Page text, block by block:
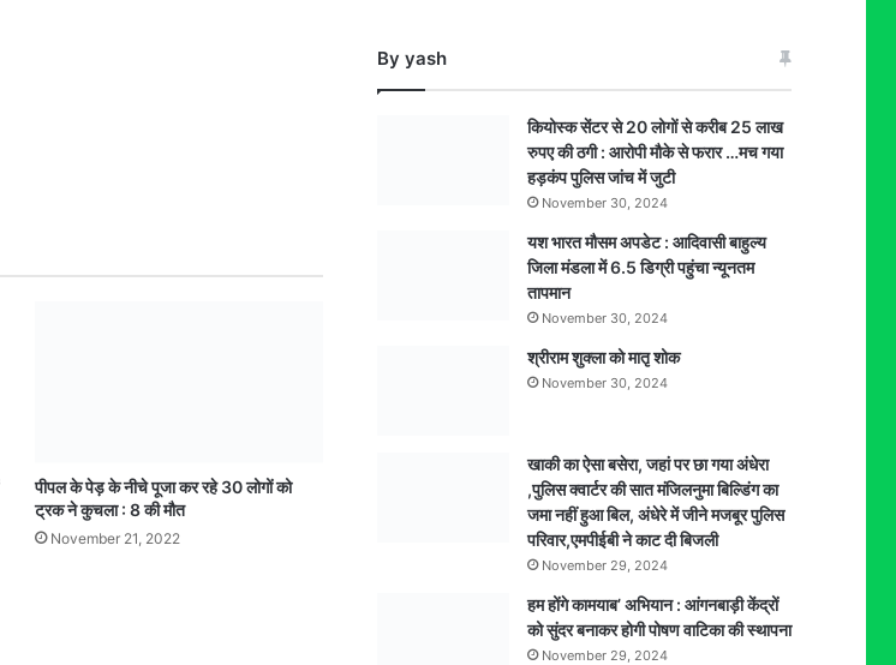
पीपल के पेड़ के नीचे पूजा कर रहे 30 लोगों को
ट्रक ने कुचला : 8 की मौत
November 21, 2022
के
लिए
By yash
कियोस्क सेंटर से 20 लोगों से करीब 25 लाख
रुपए की ठगी : आरोपी मौके से फरार …मच गया
हड़कंप पुलिस जांच में जुटी
November 30, 2024
यश भारत मौसम अपडेट : आदिवासी बाहुल्य
जिला मंडला में 6.5 डिग्री पहुंचा न्यूनतम
तापमान
November 30, 2024
श्रीराम शुक्ला को मातृ शोक
November 30, 2024
खाकी का ऐसा बसेरा, जहां पर छा गया अंधेरा
,पुलिस क्वार्टर की सात मंजिलनुमा बिल्डिंग का
जमा नहीं हुआ बिल, अंधेरे में जीने मजबूर पुलिस
परिवार,एमपीईबी ने काट दी बिजली
November 29, 2024
हम होंगे कामयाब’ अभियान : आंगनबाड़ी केंद्रों
को सुंदर बनाकर होगी पोषण वाटिका की स्थापना
November 29, 2024